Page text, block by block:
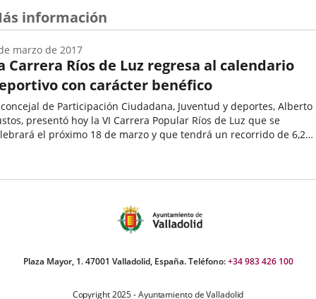
información
Carrera Ríos de Luz regresa al calendario
con carácter benéfico
de Participación Ciudadana, Juventud y deportes, Alberto
presentó hoy la VI Carrera Popular Ríos de Luz que se
el próximo 18 de marzo y que tendrá un recorrido de 6,2
marzo de 2017
Plaza Mayor, 1. 47001 Valladolid, España. Teléfono:+34 983 426 100
Copyright 2025 - Ayuntamiento de Valladolid